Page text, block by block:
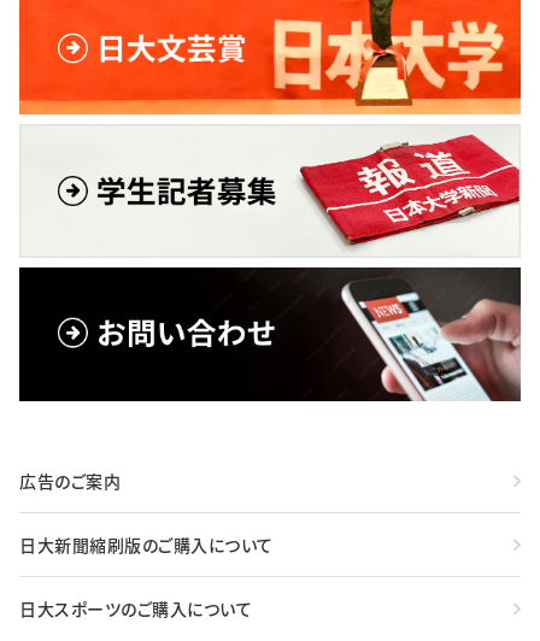
広告のご案内
日大新聞縮刷版のご購入について
日大スポーツのご購入について